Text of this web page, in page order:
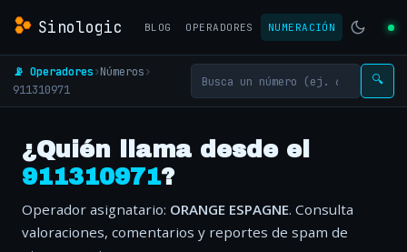
Sinologic BLOG OPERADORES NUMERACIÓN
📡 Operadores›Números›
911310971
🔍
¿Quién llama desde el
911310971?
Operador asignatario: ORANGE ESPAGNE. Consulta
valoraciones, comentarios y reportes de spam de